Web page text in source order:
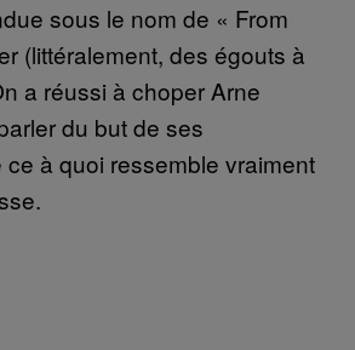
sous le nom de « From
(littéralement, des égouts à
a réussi à choper Arne
du but de ses
à quoi ressemble vraiment